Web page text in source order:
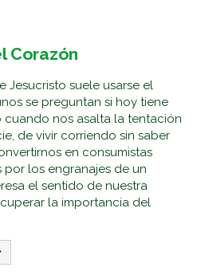
Corazón
Jesucristo suele usarse el
se preguntan si hoy tiene
cuando nos asalta la tentación
de vivir corriendo sin saber
en consumistas
los engranajes de un
el sentido de nuestra
la importancia del
16. La Vida De Gracia